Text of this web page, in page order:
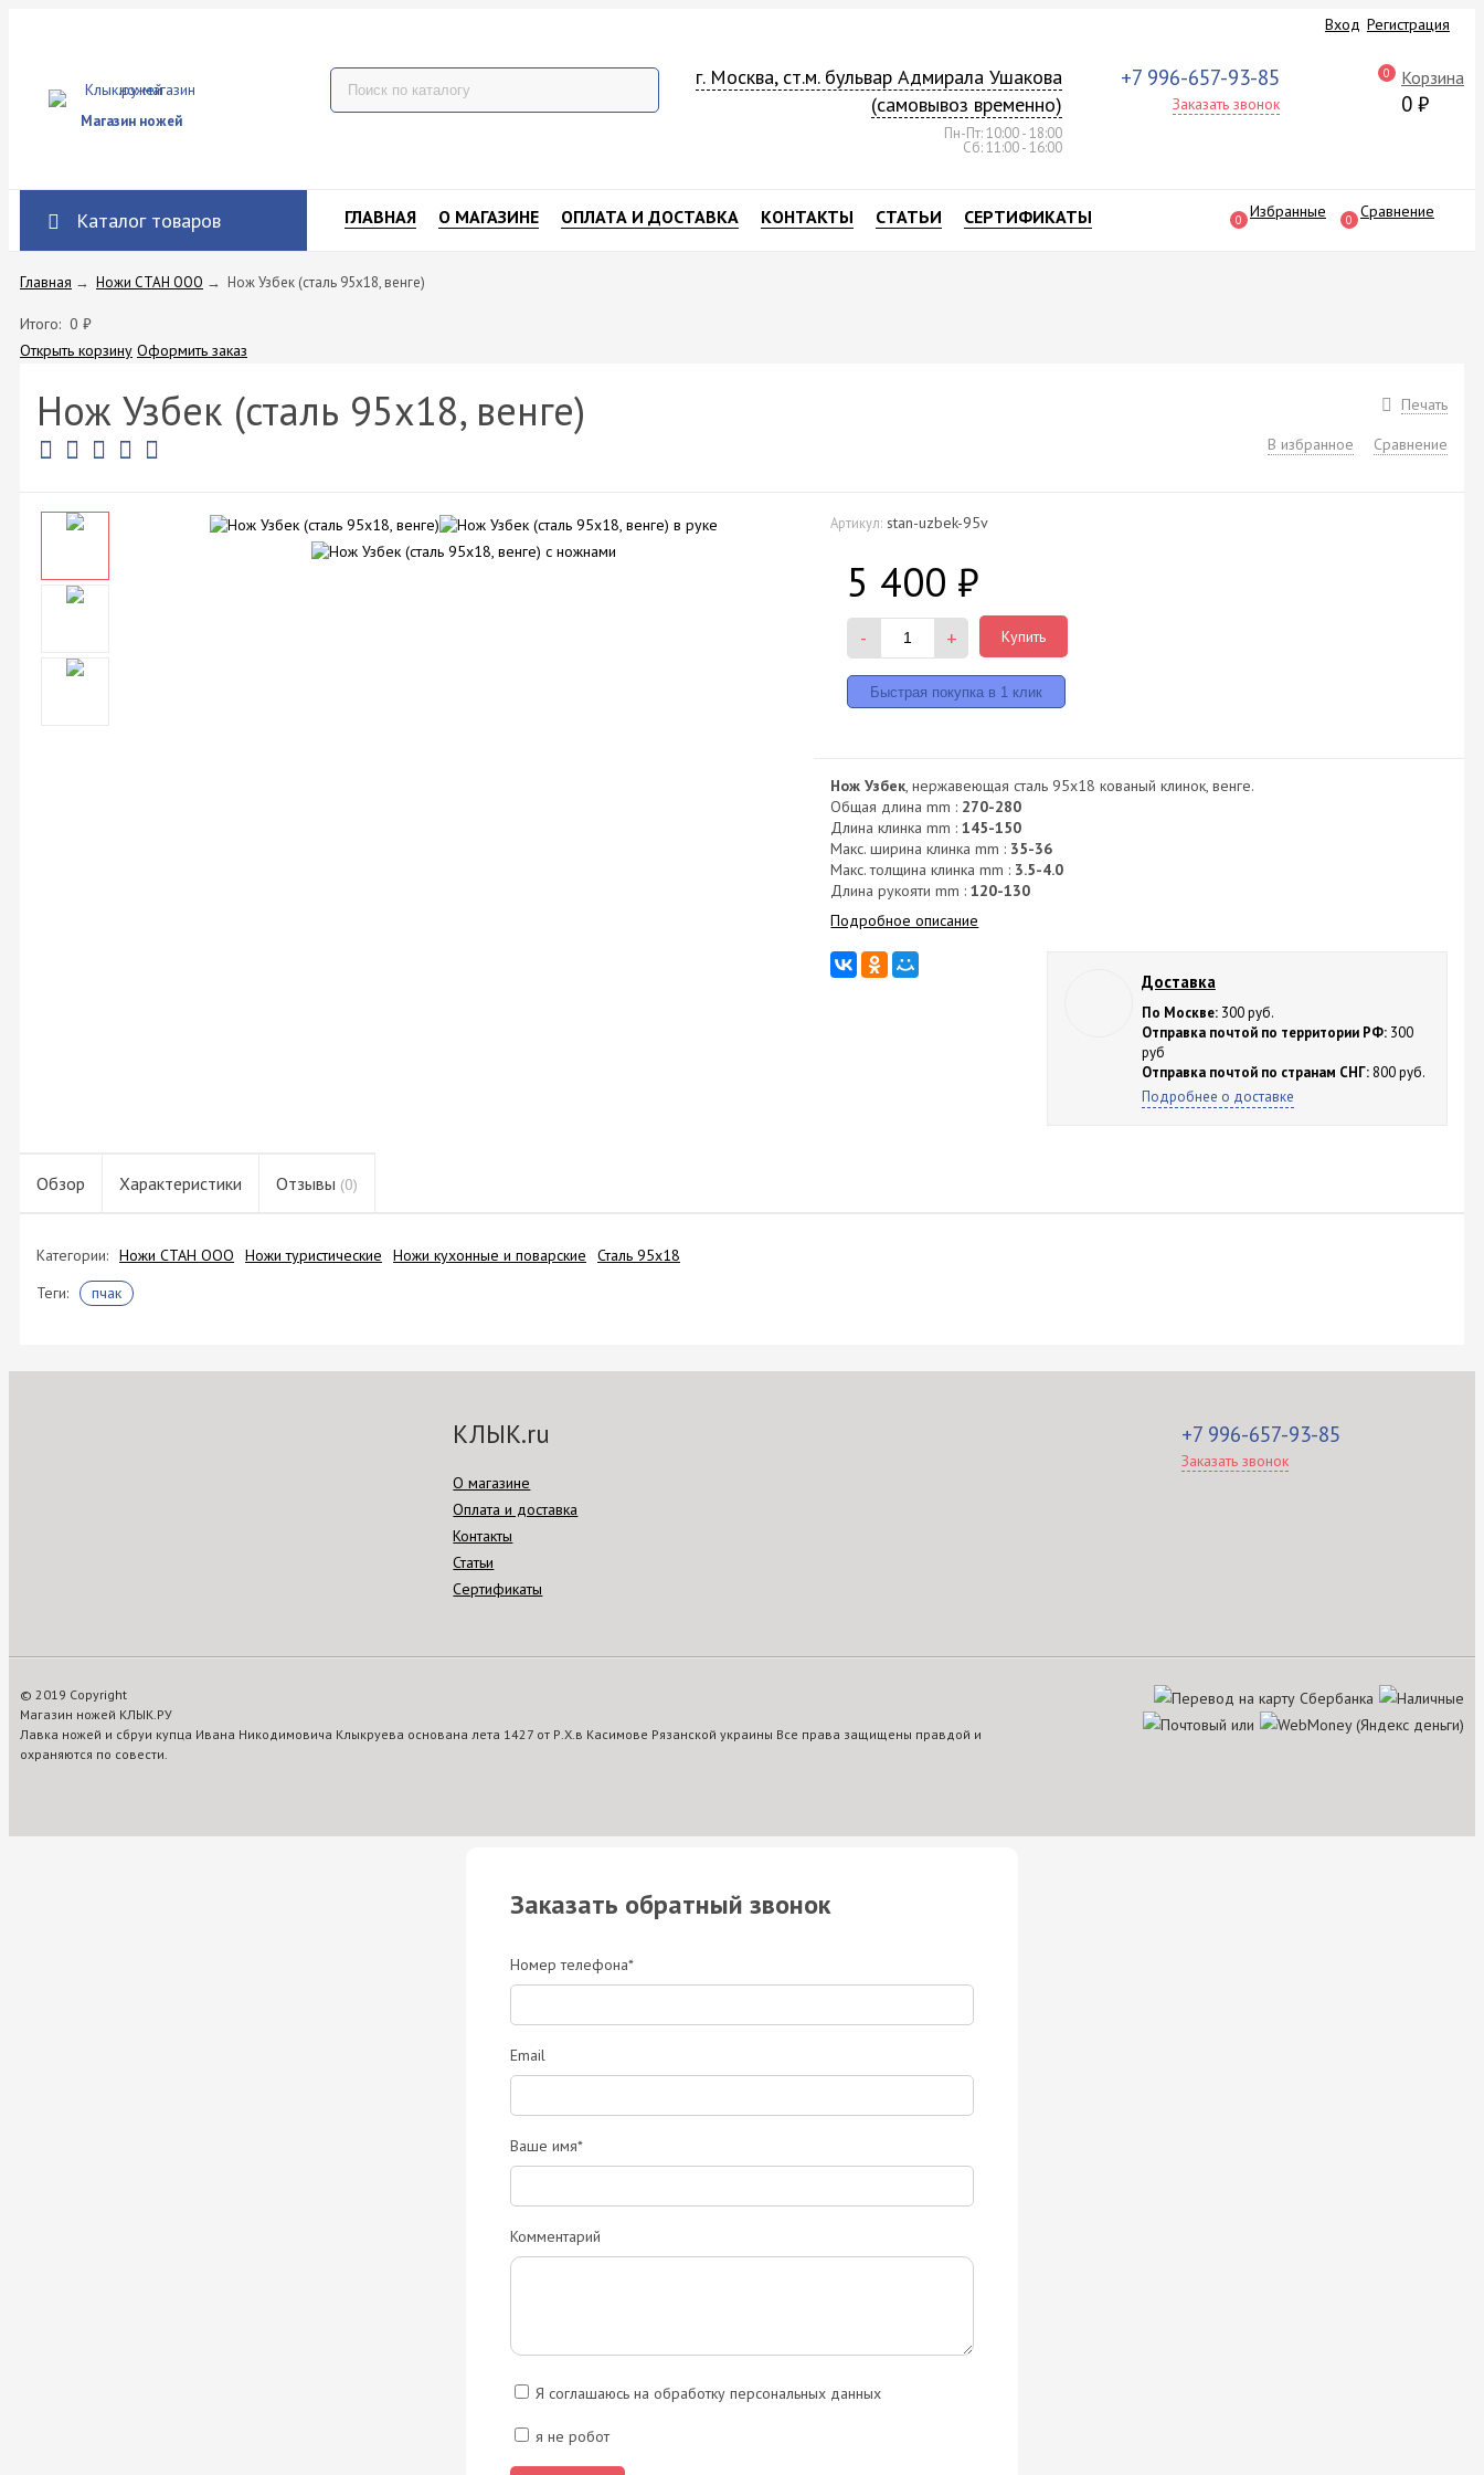
Вход Регистрация
Магазин ножей
г. Москва, ст.м. бульвар Адмирала Ушакова
(самовывоз временно)
Пн-Пт: 10:00 - 18:00
Сб: 11:00 - 16:00
+7 996-657-93-85
Заказать звонок
0 Корзина
0 ₽
Каталог товаров ГЛАВНАЯ О МАГАЗИНЕ ОПЛАТА И ДОСТАВКА КОНТАКТЫ СТАТЬИ СЕРТИФИКАТЫ 0 Избранные 0 Сравнение
Главная → Ножи СТАН ООО → Нож Узбек (сталь 95х18, венге)
Итого: 0 ₽
Открыть корзину Оформить заказ
Печать
Нож Узбек (сталь 95х18, венге)
В избранное Сравнение
Артикул: stan-uzbek-95v
5 400 ₽
- + Купить
Нож Узбек , нержавеющая сталь 95х18 кованый клинок, венге.
Общая длина mm : 270-280
Длина клинка mm :145-150
Макс. ширина клинка mm : 35-36
Макс. толщина клинка mm : 3.5-4.0
Длина рукояти mm :120-130
Подробное описание
Доставка
По Москве:300 руб.
Отправка почтой по территории РФ:300
руб
Отправка почтой по странам СНГ:800 руб.
Подробнее о доставке
Обзор Характеристики Отзывы (0)
Категории: Ножи СТАН ООО Ножи туристические Ножи кухонные и поварские
Сталь 95х18
Теги:
пчак
КЛЫК.ru
О магазине
Оплата и доставка
Контакты
Статьи
Сертификаты
+7 996-657-93-85
Заказать звонок
© 2019 Copyright
Магазин ножей КЛЫК.РУ
Лавка ножей и сбруи купца Ивана Никодимовича Клыкруева основана лета 1427 от Р.Х.в Касимове Рязанской украины Все права защищены правдой и
охраняются по совести.
Заказать обратный звонок
Номер телефона*
Email
Ваше имя*
Комментарий
Я соглашаюсь на обработку персональных данных
я не робот